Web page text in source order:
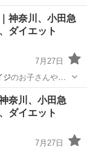
神奈川、小田急
ダイエット
7月27日
ジのお子さんや運
エイラ
奈川、小田急
ダイエット
7月27日